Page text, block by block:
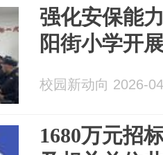
强化安保能
阳街小学开
校园新动向 2026-
1680万元招